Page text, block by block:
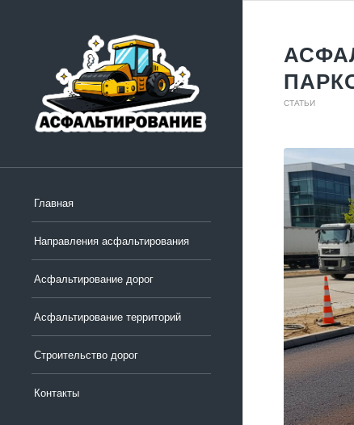
Главная
Направления асфальтирования
Асфальтирование дорог
Асфальтирование территорий
Строительство дорог
Контакты
СТАТЬИ